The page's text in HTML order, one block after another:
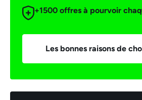
+1500 offres à pourvoir
Les bonnes raisons de